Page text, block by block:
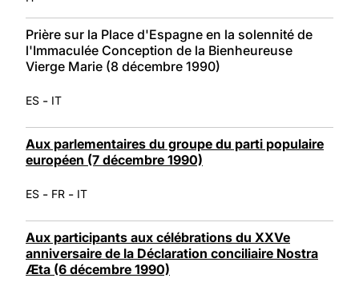
Prière sur la Place d'Espagne en la solennité de
l'Immaculée Conception de la Bienheureuse
Vierge Marie (8 décembre 1990)
ES - IT
Aux parlementaires du groupe du parti populaire
européen (7 décembre 1990)
ES - FR - IT
Aux participants aux célébrations du XXVe
anniversaire de la Déclaration conciliaire Nostra
Æta (6 décembre 1990)